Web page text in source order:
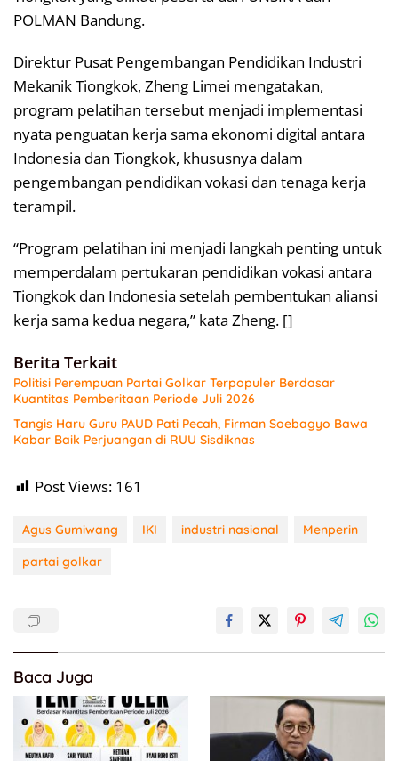
POLMAN Bandung.
Direktur Pusat Pengembangan Pendidikan Industri
Mekanik Tiongkok, Zheng Limei mengatakan,
program pelatihan tersebut menjadi implementasi
nyata penguatan kerja sama ekonomi digital antara
Indonesia dan Tiongkok, khususnya dalam
pengembangan pendidikan vokasi dan tenaga kerja
terampil.
“Program pelatihan ini menjadi langkah penting untuk
memperdalam pertukaran pendidikan vokasi antara
Tiongkok dan Indonesia setelah pembentukan aliansi
kerja sama kedua negara,” kata Zheng. []
Berita Terkait
Politisi Perempuan Partai Golkar Terpopuler Berdasar
Kuantitas Pemberitaan Periode Juli 2026
Tangis Haru Guru PAUD Pati Pecah, Firman Soebagyo Bawa
Kabar Baik Perjuangan di RUU Sisdiknas
Post Views: 161
Agus Gumiwang IKI industri nasional
Menperin
partai golkar
Baca Juga